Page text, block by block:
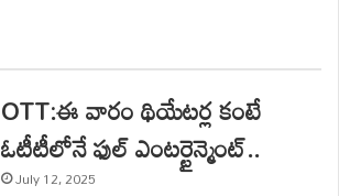
OTT:ఈ వారం థియేటర్ల కంటే
ఓటీటీలోనే ఫుల్ ఎంటర్టైన్మెంట్..
July 12, 2025